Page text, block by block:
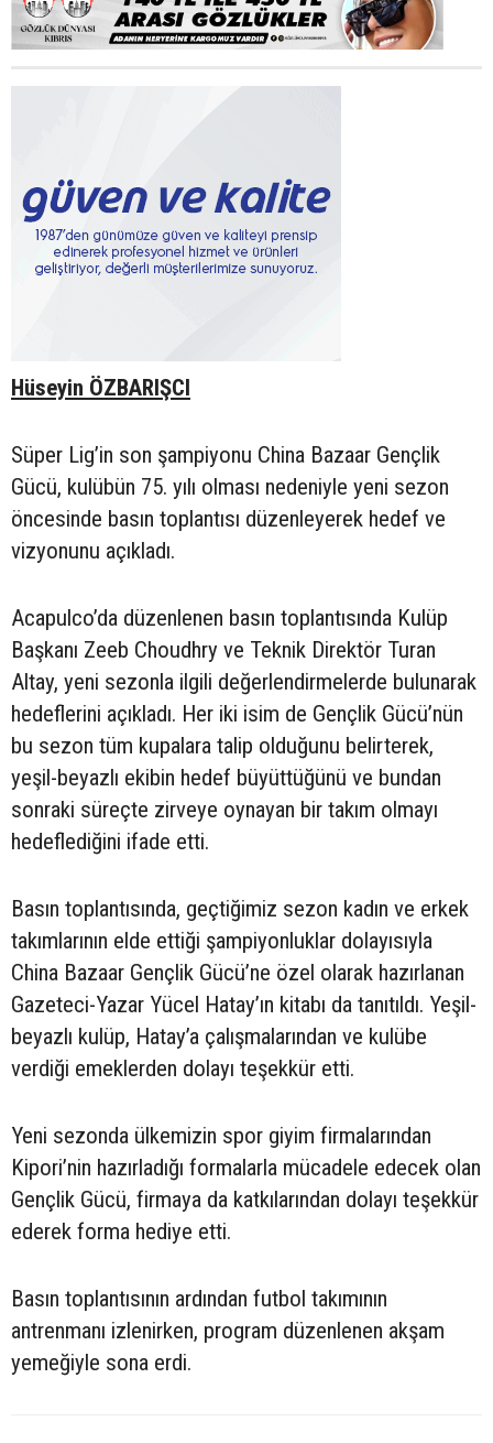
Hüseyin ÖZBARIŞCI
Süper Lig’in son şampiyonu China Bazaar Gençlik
Gücü, kulübün 75. yılı olması nedeniyle yeni sezon
öncesinde basın toplantısı düzenleyerek hedef ve
vizyonunu açıkladı.
Acapulco’da düzenlenen basın toplantısında Kulüp
Başkanı Zeeb Choudhry ve Teknik Direktör Turan
Altay, yeni sezonla ilgili değerlendirmelerde bulunarak
hedeflerini açıkladı. Her iki isim de Gençlik Gücü’nün
bu sezon tüm kupalara talip olduğunu belirterek,
yeşil-beyazlı ekibin hedef büyüttüğünü ve bundan
sonraki süreçte zirveye oynayan bir takım olmayı
hedeflediğini ifade etti.
Basın toplantısında, geçtiğimiz sezon kadın ve erkek
takımlarının elde ettiği şampiyonluklar dolayısıyla
China Bazaar Gençlik Gücü’ne özel olarak hazırlanan
Gazeteci-Yazar Yücel Hatay’ın kitabı da tanıtıldı. Yeşil-
beyazlı kulüp, Hatay’a çalışmalarından ve kulübe
verdiği emeklerden dolayı teşekkür etti.
Yeni sezonda ülkemizin spor giyim firmalarından
Kipori’nin hazırladığı formalarla mücadele edecek olan
Gençlik Gücü, firmaya da katkılarından dolayı teşekkür
ederek forma hediye etti.
Basın toplantısının ardından futbol takımının
antrenmanı izlenirken, program düzenlenen akşam
yemeğiyle sona erdi.